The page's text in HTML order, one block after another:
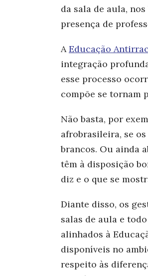
da sala de aula,
presença de
AEducação
integração
esse processo
compõe se tornam
Não basta, por
afrobrasileira, se
brancos. Ou ainda
têm à disposição
diz e o que se
Diante disso, os
salas de aula e
alinhados à
disponíveis no
respeito às